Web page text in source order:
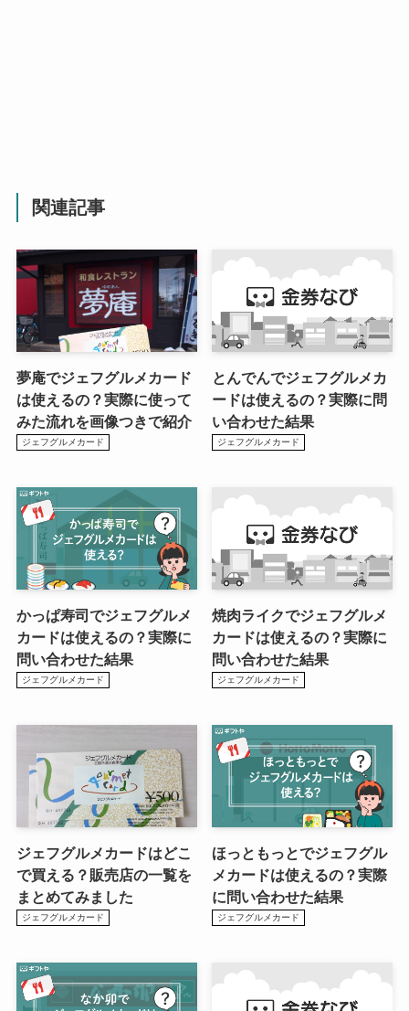
関連記事
夢庵でジェフグルメカード
は使えるの？実際に使って
みた流れを画像つきで紹介
ジェフグルメカード
とんでんでジェフグルメカ
ードは使えるの？実際に問
い合わせた結果
ジェフグルメカード
かっぱ寿司でジェフグルメ
カードは使えるの？実際に
問い合わせた結果
ジェフグルメカード
焼肉ライクでジェフグルメ
カードは使えるの？実際に
問い合わせた結果
ジェフグルメカード
ジェフグルメカードはどこ
で買える？販売店の一覧を
まとめてみました
ジェフグルメカード
ほっともっとでジェフグル
メカードは使えるの？実際
に問い合わせた結果
ジェフグルメカード